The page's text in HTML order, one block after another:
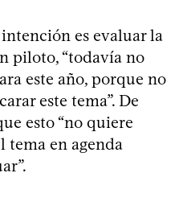
es evaluar la
piloto, “todavía no
este año, porque no
este tema”. De
esto “no quiere
tema en agenda